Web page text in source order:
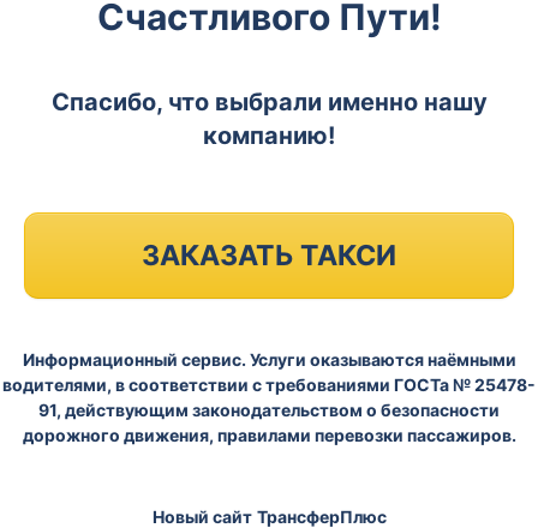
Счастливого Пути!
Спасибо, что выбрали именно нашу
компанию!
ЗАКАЗАТЬ ТАКСИ
Информационный сервис. Услуги оказываются наёмными
водителями, в соответствии с требованиями ГОСТа № 25478-
91, действующим законодательством о безопасности
дорожного движения, правилами перевозки пассажиров.
Новый сайт ТрансферПлюс